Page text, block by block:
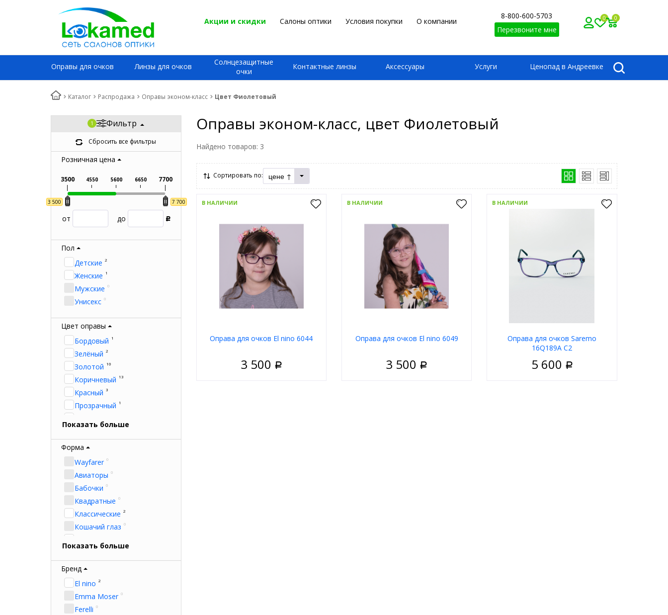
Акции и скидки Салоны оптики Условия покупки О компании
8-800-600-5703
Перезвоните мне
0 0
Оправы для очков Линзы для очков
Солнцезащитные
очки
Контактные линзы Аксессуары Услуги Ценопад в Андреевке
Каталог Распродажа Оправы эконом-класс Цвет Фиолетовый
Фильтр
Сбросить все фильтры
Розничная цена
3 500 7 700
3500 4550 5600 6650 7700
от до Р
Пол
Детские 2
Женские 1
Мужские 0
Унисекс 0
Цвет оправы
Бордовый
1
Зелёный 2
Золотой 10
Коричневый 13
Красный 3
Прозрачный 1
13
Синий 8
Фиолетовый
Показать больше
Форма
Wayfarer 0
Авиаторы 0
Бабочки 0
Квадратные 0
Классические 2
Кошачий глаз 0
0
Прямоугольные 0
Показать больше
Бренд
El nino 2
Emma Moser 0
Ferelli 0
Оправы эконом-класс, цвет Фиолетовый
Найдено товаров: 3
Сортировать по: цене ↑
Оправа для очков El nino 6044
3 500 Р
В НАЛИЧИИ
Оправа для очков El nino 6049
3 500 Р
В НАЛИЧИИ
Оправа для очков Saremo
16Q189A C2
5 600 Р
В НАЛИЧИИ